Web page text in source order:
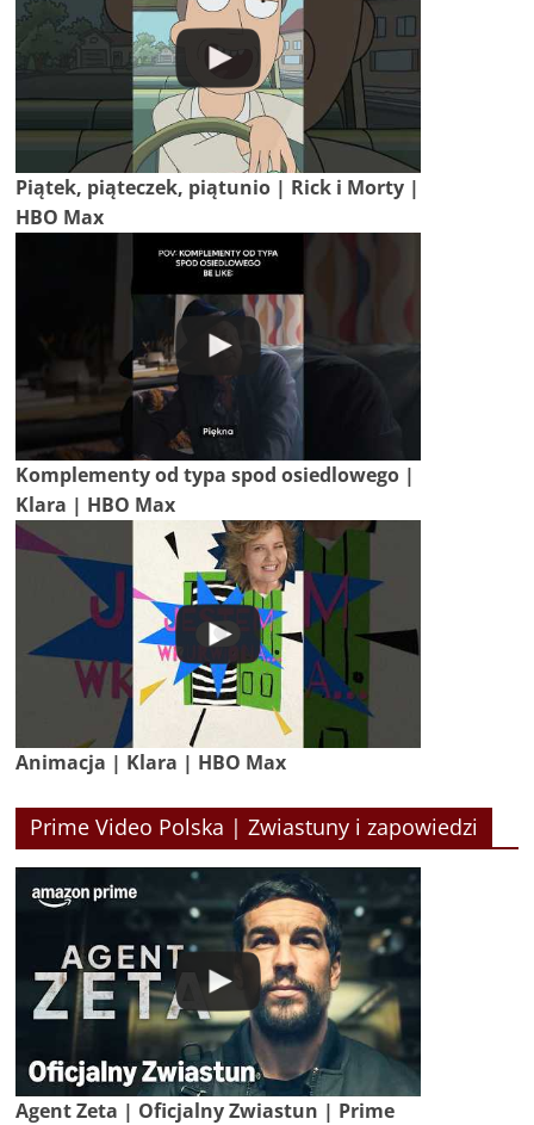
Piątek, piąteczek, piątunio | Rick i Morty |
HBO Max
Komplementy od typa spod osiedlowego |
Klara | HBO Max
Animacja | Klara | HBO Max
Prime Video Polska | Zwiastuny i zapowiedzi
Agent Zeta | Oficjalny Zwiastun | Prime